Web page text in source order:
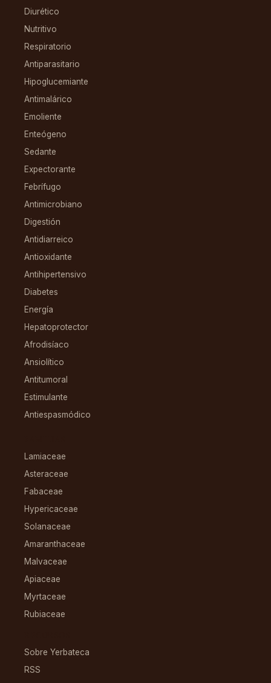
Diurético
Nutritivo
Respiratorio
Antiparasitario
Hipoglucemiante
Antimalárico
Emoliente
Enteógeno
Sedante
Expectorante
Febrífugo
Antimicrobiano
Digestión
Antidiarreico
Antioxidante
Antihipertensivo
Diabetes
Energía
Hepatoprotector
Afrodisíaco
Ansiolítico
Antitumoral
Estimulante
Antiespasmódico
Lamiaceae
Asteraceae
Fabaceae
Hypericaceae
Solanaceae
Amaranthaceae
Malvaceae
Apiaceae
Myrtaceae
Rubiaceae
Sobre Yerbateca
RSS